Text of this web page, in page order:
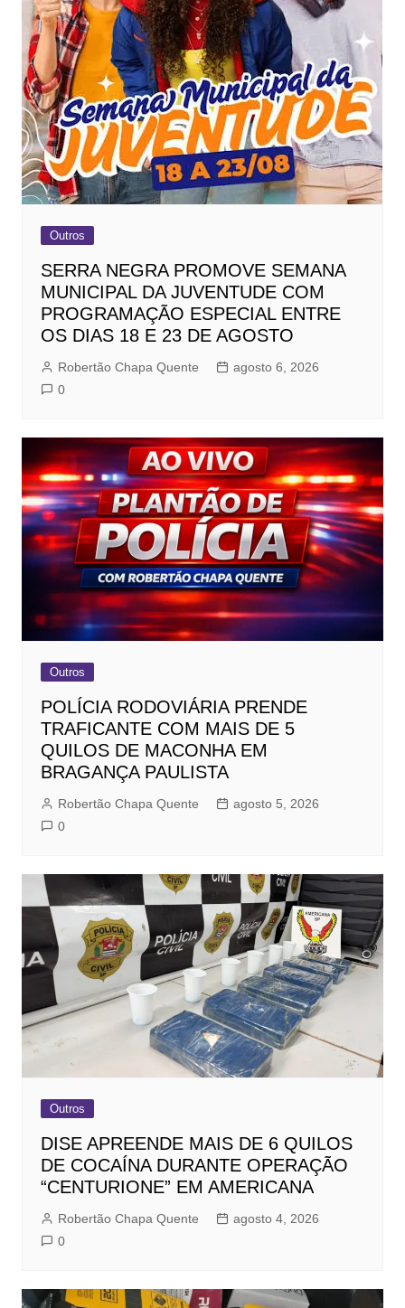
Outros
SERRA NEGRA PROMOVE SEMANA
MUNICIPAL DA JUVENTUDE COM
PROGRAMAÇÃO ESPECIAL ENTRE
OS DIAS 18 E 23 DE AGOSTO
Robertão Chapa Quente
agosto 6, 2026
0
Outros
POLÍCIA RODOVIÁRIA PRENDE
TRAFICANTE COM MAIS DE 5
QUILOS DE MACONHA EM
BRAGANÇA PAULISTA
Robertão Chapa Quente
agosto 5, 2026
0
Outros
DISE APREENDE MAIS DE 6 QUILOS
DE COCAÍNA DURANTE OPERAÇÃO
“CENTURIONE” EM AMERICANA
Robertão Chapa Quente
agosto 4, 2026
0